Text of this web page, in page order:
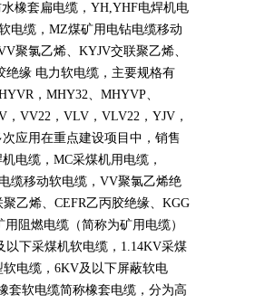
水橡套扁电缆， YH,YHF电焊机电
电缆， MZ煤矿用电钻电缆移动
聚氯乙烯、 KYJV交联聚乙烯、
绝缘 电力软电缆，主要规格有
， MHY32、 MHYVP、
， VV22 ， VLV ， VLV22 ， YJV ，
应用在重点建设项目中，销售
电缆， MC采煤机用电缆，
缆移动软电缆， VV聚氯乙烯绝
乙烯、 CEFR乙丙胶绝缘、 KGG
阻燃电缆（简称为矿用电缆）
以下采煤机软电缆， 1.14KV采煤
电缆， 6KV及以下屏蔽软电
套软电缆简称橡套电缆，分为高